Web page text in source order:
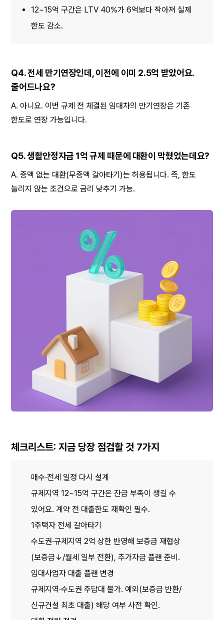
12~15억 구간은 LTV 40%가 6억보다 작아져 실제
한도 감소.
Q4. 전세 만기연장인데, 이전에 이미 2.5억 받았어요.
줄어드나요?
A. 아니요. 이번 규제 전 체결된 임대차의 만기연장은 기존
한도로 연장 가능입니다.
Q5. 생활안정자금 1억 규제 때문에 대환이 막혔었는데요?
A. 증액 없는 대환(무증액 갈아타기)는 허용됩니다. 즉, 한도
늘리지 않는 조건으로 금리 낮추기 가능.
체크리스트: 지금 당장 점검할 것 7가지
매수·전세 일정 다시 설계
규제지역 12~15억 구간은 잔금 부족이 생길 수
있어요. 계약 전 대출한도 재확인 필수.
1주택자 전세 갈아타기
수도권·규제지역 2억 상한 반영해 보증금 재협상
(보증금↓/월세 일부 전환), 추가자금 플랜 준비.
임대사업자 대출 플랜 변경
규제지역·수도권 주담대 불가. 예외(보증금 반환/
신규건설 최초 대출) 해당 여부 사전 확인.